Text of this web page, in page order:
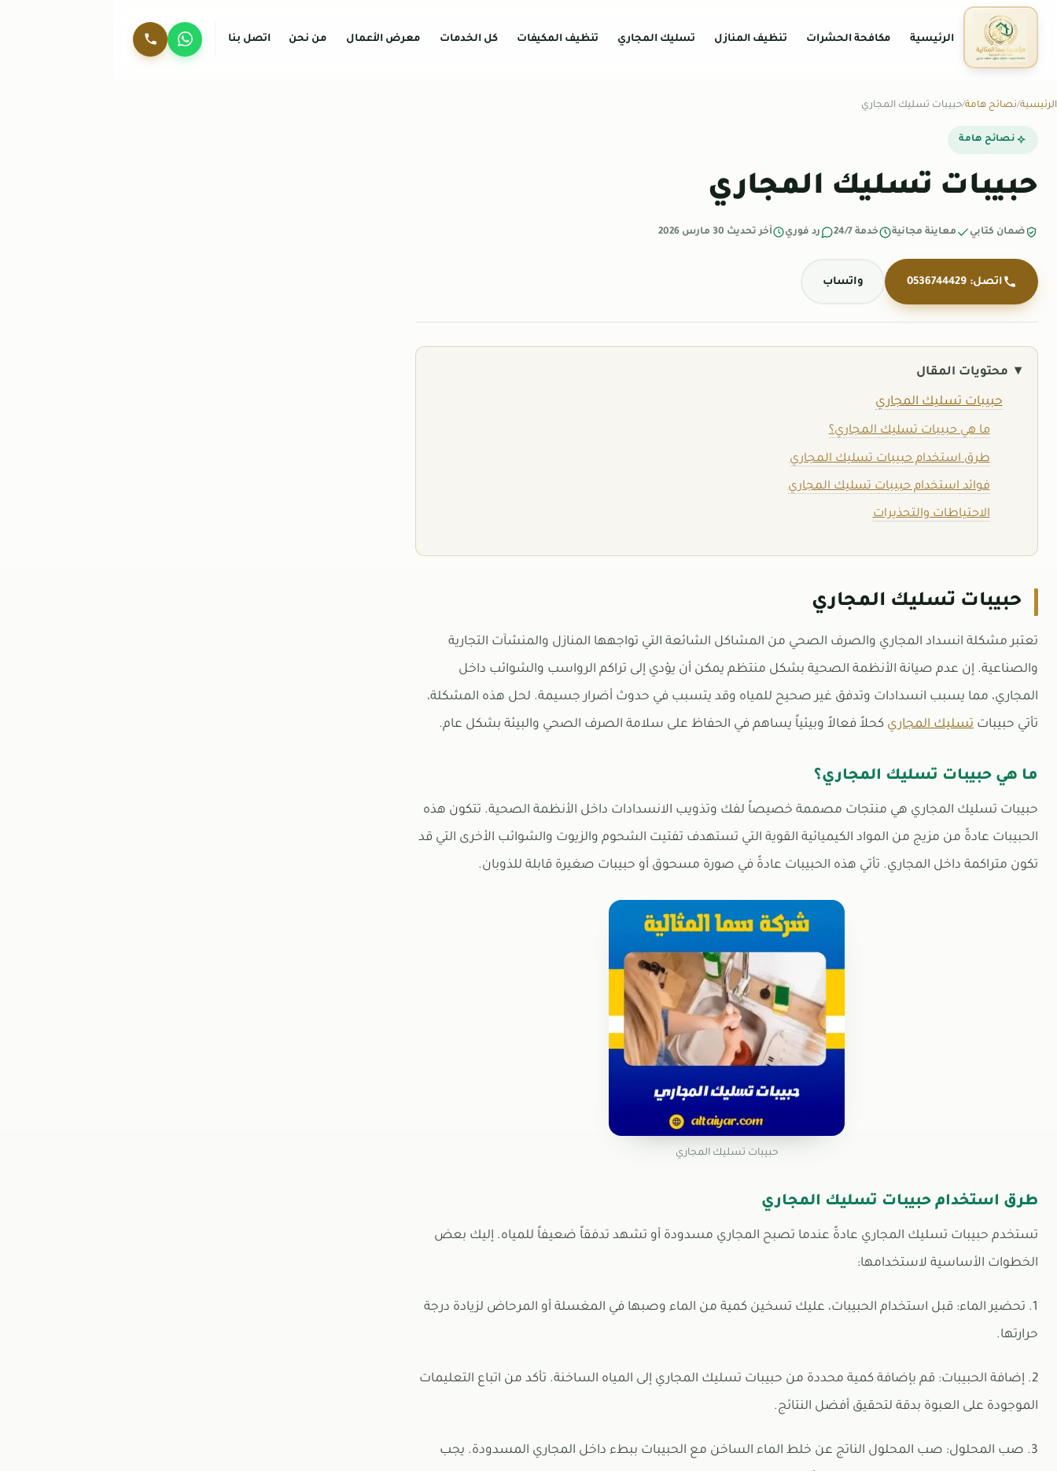
الرئيسية مكافحة الحشرات تنظيف المنازل تسليك المجاري تنظيف المكيفات كل الخدمات معرض الأعمال من نحن اتصل بنا
واتساب 0536744429
الرئيسية نصائح هامة حبيبات تسليك المجاري
نصائح هامة
حبيبات تسليك المجاري
ضمان كتابي معاينة مجانية خدمة 24/7 رد فوري آخر تحديث 30 مارس 2026
اتصل: 0536744429 واتساب
محتويات المقال
حبيبات تسليك المجاري
ما هي حبيبات تسليك المجاري؟
طرق استخدام حبيبات تسليك المجاري
فوائد استخدام حبيبات تسليك المجاري
الاحتياطات والتحذيرات
حبيبات تسليك المجاري
تعتبر مشكلة انسداد المجاري والصرف الصحي من المشاكل الشائعة التي تواجهها المنازل والمنشآت التجارية
والصناعية. إن عدم صيانة الأنظمة الصحية بشكل منتظم يمكن أن يؤدي إلى تراكم الرواسب والشوائب داخل
المجاري، مما يسبب انسدادات وتدفق غير صحيح للمياه وقد يتسبب في حدوث أضرار جسيمة. لحل هذه المشكلة،
تأتي حبيبات تسليك المجاري كحلاً فعالاً وبيئياً يساهم في الحفاظ على سلامة الصرف الصحي والبيئة بشكل عام.
ما هي حبيبات تسليك المجاري؟
حبيبات تسليك المجاري هي منتجات مصممة خصيصاً لفك وتذويب الانسدادات داخل الأنظمة الصحية. تتكون هذه
الحبيبات عادةً من مزيج من المواد الكيميائية القوية التي تستهدف تفتيت الشحوم والزيوت والشوائب الأخرى التي قد
تكون متراكمة داخل المجاري. تأتي هذه الحبيبات عادةً في صورة مسحوق أو حبيبات صغيرة قابلة للذوبان.
حبيبات تسليك المجاري
طرق استخدام حبيبات تسليك المجاري
تستخدم حبيبات تسليك المجاري عادةً عندما تصبح المجاري مسدودة أو تشهد تدفقاً ضعيفاً للمياه. إليك بعض
الخطوات الأساسية لاستخدامها:
1. تحضير الماء: قبل استخدام الحبيبات، عليك تسخين كمية من الماء وصبها في المغسلة أو المرحاض لزيادة درجة
حرارتها.
2. إضافة الحبيبات: قم بإضافة كمية محددة من حبيبات تسليك المجاري إلى المياه الساخنة. تأكد من اتباع التعليمات
الموجودة على العبوة بدقة لتحقيق أفضل النتائج.
3. صب المحلول: صب المحلول الناتج عن خلط الماء الساخن مع الحبيبات ببطء داخل المجاري المسدودة. يجب